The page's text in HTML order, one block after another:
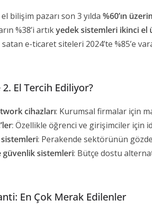
bilişim pazarı son 3 yılda %60’ın
%38’i artıkyedek sistemleri ikinci
e-ticaret siteleri 2024’te %85’e
El Tercih Ediliyor?
cihazları: Kurumsal firmalar için
: Özellikle öğrenci ve girişimciler için
sistemleri: Perakende sektörünün
güvenlik sistemleri: Bütçe dostu
En Çok Merak Edilenler